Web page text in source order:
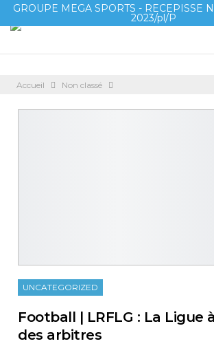
GROUPE MEGA SPORTS - RECEPISSE
2023/pl/P
Accueil Non classé
UNCATEGORIZED
Football | LRFLG : La Ligue
des arbitres